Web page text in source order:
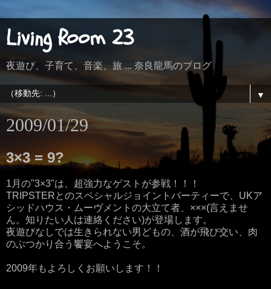
Living Room 23
夜遊び、子育て、音楽、旅 ... 奈良龍馬のブログ
▼
2009/01/29
3×3 = 9?
1月の"3×3"は、超強力なゲストが参戦！！！
TRIPSTERとのスペシャルジョイントパーティーで、UKア
シッドハウス・ムーヴメントの大立て者、×××(言えませ
ん。知りたい人は連絡ください)が登場します。
夜遊びなしでは生きられない男どもの、酒が飛び交い、肉
のぶつかり合う饗宴へようこそ。
2009年もよろしくお願いします！！